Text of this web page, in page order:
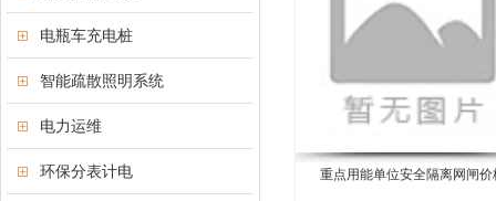
电瓶车充电桩
智能疏散照明系统
电力运维
环保分表计电 重点用能单位安全隔离网闸价